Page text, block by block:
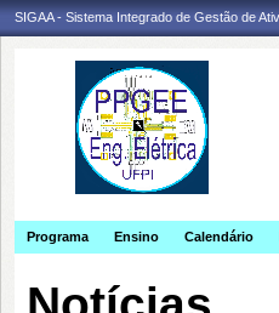
SIGAA - Sistema Integrado de Gestão de
Programa Ensino Calendário